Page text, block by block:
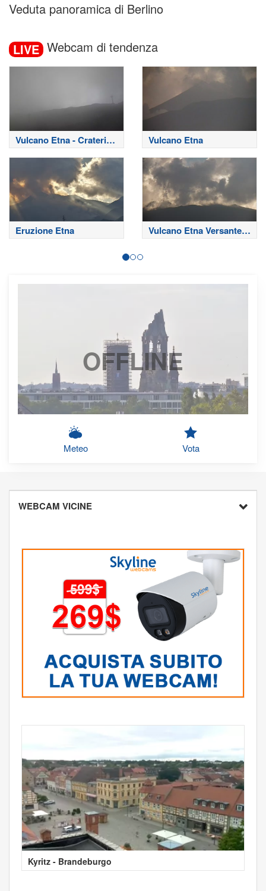
Veduta panoramica di Berlino
LIVE Webcam di tendenza
Vulcano Etna - Crateri
Sommitali
Vulcano Etna
Eruzione Etna
Vulcano Etna Versante
Nord
OFFLINE
Meteo Vota
WEBCAM VICINE
Kyritz - Brandeburgo